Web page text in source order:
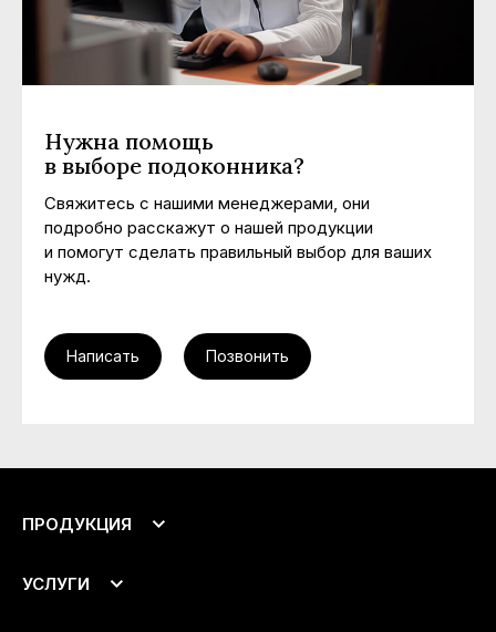
Нужна помощь
в выборе подоконника?
Свяжитесь с нашими менеджерами, они
подробно расскажут о нашей продукции
и помогут сделать правильный выбор для ваших
нужд.
Написать Позвонить
ПРОДУКЦИЯ
Откосы
УСЛУГИ